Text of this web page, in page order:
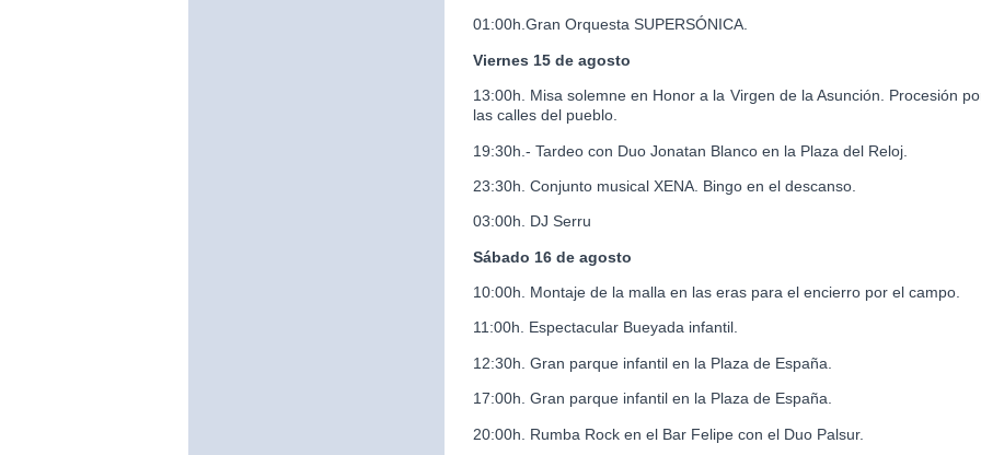
01:00h.Gran Orquesta SUPERSÓNICA.
Viernes 15 de agosto
13:00h. Misa solemne en Honor a la Virgen de la Asunción. Procesión
las calles del pueblo.
19:30h.- Tardeo con Duo Jonatan Blanco en la Plaza del Reloj.
23:30h. Conjunto musical XENA. Bingo en el descanso.
03:00h. DJ Serru
Sábado 16 de agosto
10:00h. Montaje de la malla en las eras para el encierro por el campo.
11:00h. Espectacular Bueyada infantil.
12:30h. Gran parque infantil en la Plaza de España.
17:00h. Gran parque infantil en la Plaza de España.
20:00h. Rumba Rock en el Bar Felipe con el Duo Palsur.